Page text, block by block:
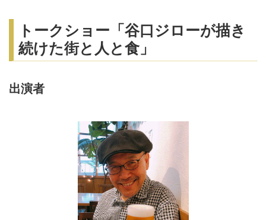
トークショー「谷口ジローが描き
続けた街と人と食」
出演者